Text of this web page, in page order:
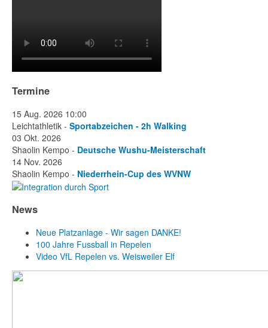
Termine
15 Aug. 2026 10:00
Leichtathletik - Sportabzeichen - 2h Walking
03 Okt. 2026
Shaolin Kempo - Deutsche Wushu-Meisterschaft
14 Nov. 2026
Shaolin Kempo - Niederrhein-Cup des WVNW
News
Neue Platzanlage - Wir sagen DANKE!
100 Jahre Fussball in Repelen
Video VfL Repelen vs. Weisweiler Elf